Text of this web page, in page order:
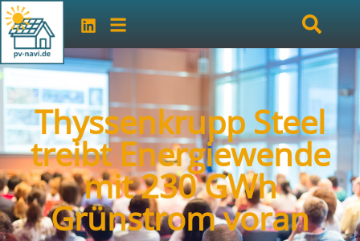
Thyssenkrupp Steel
treibt Energiewende
mit 230 GWh
Grünstrom voran